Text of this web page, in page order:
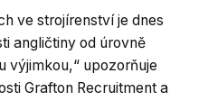
ve strojírenství je dnes
angličtiny od úrovně
výjimkou,“ upozorňuje
Grafton Recruitment a